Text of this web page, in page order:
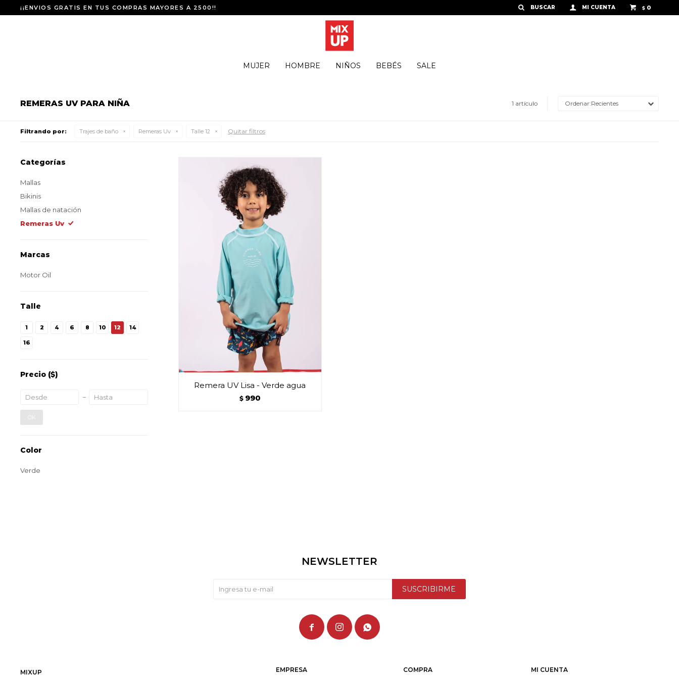
MUJER HOMBRE NIÑOS BEBÉS SALE
$ 0
¡¡ENVIOS GRATIS EN TUS COMPRAS MAYORES A 2500!!
REMERAS UV PARA NIÑA 1 artículo Recientes
Filtrando por: Trajes de baño Remeras Uv Talle 12 Quitar filtros
Remera UV Lisa - Verde agua
$ 990
Categorías
Mallas
Bikinis
Mallas de natación
Remeras Uv
Marcas
Motor Oil
Talle
1 2 4 6 8 10 12 14
16
Precio ($)
OK
Color
Verde
MIXUP EMPRESA COMPRA MI CUENTA
NEWSLETTER
SUSCRIBIRME
  